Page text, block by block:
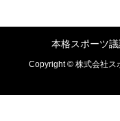
本格スポーツ議
Copyright ©株式会社ス